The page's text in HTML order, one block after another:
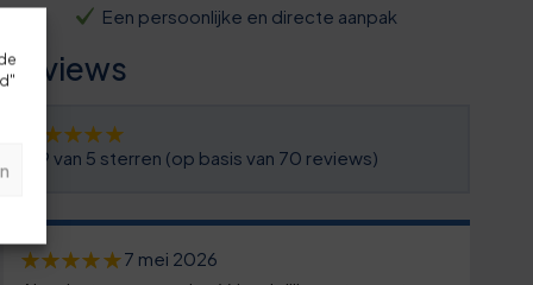
Een persoonlijke en directe aanpak
Reviews
4,9 van 5 sterren (op basis van 70 reviews)
7 mei 2026